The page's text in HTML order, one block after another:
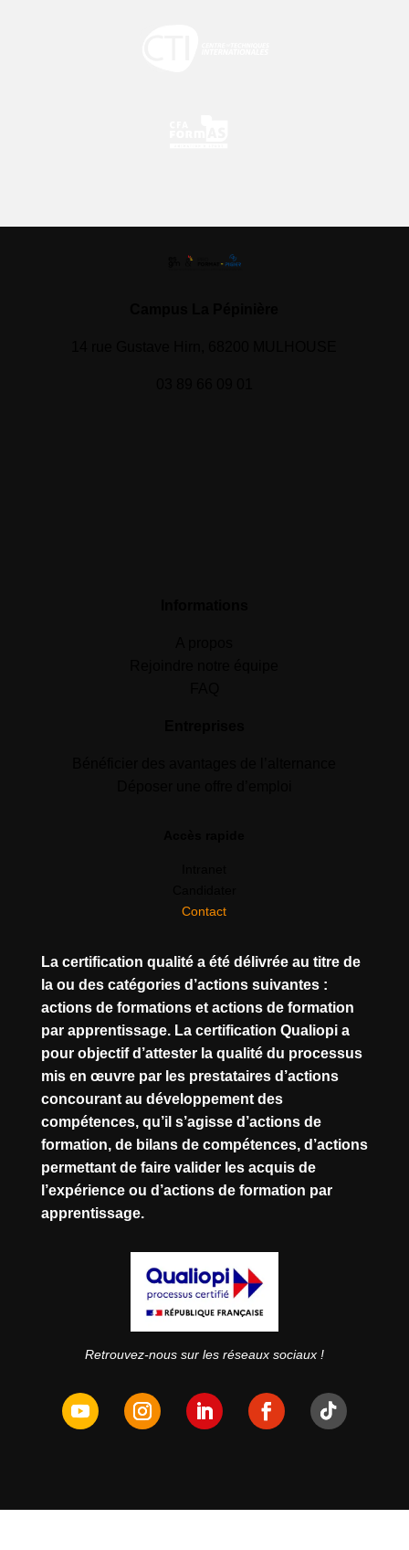
Contact
La certification qualité a été délivrée au titre de
la ou des catégories d’actions suivantes :
actions de formations et actions de formation
par apprentissage. La certification Qualiopi a
pour objectif d’attester la qualité du processus
mis en œuvre par les prestataires d’actions
concourant au développement des
compétences, qu’il s’agisse d’actions de
formation, de bilans de compétences, d’actions
permettant de faire valider les acquis de
l’expérience ou d’actions de formation par
apprentissage.
Retrouvez-nous sur les réseaux sociaux !